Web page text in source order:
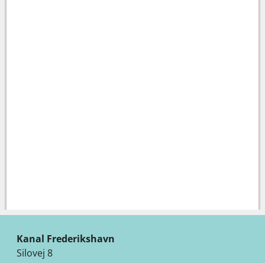
Kanal Frederikshavn
Silovej 8